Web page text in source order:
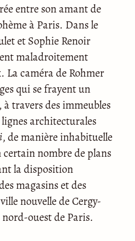
entre son amant de
à Paris. Dans le
et Sophie Renoir
maladroitement
La caméra de Rohmer
qui se frayent un
travers des immeubles
architecturales
, de manière inhabituelle
nombre de plans
la disposition
magasins et des
nouvelle de Cergy-
ouest de Paris.